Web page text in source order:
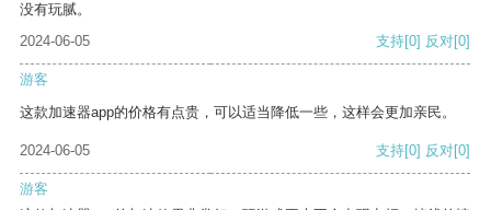
没有玩腻。
2024-06-05
支持[0] 反对[0]
游客
这款加速器app的价格有点贵，可以适当降低一些，这样会更加亲民。
2024-06-05 支持[0] 反对[0]
游客